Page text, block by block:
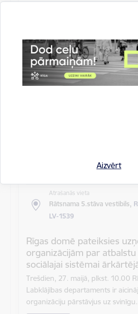
Aizvērt
Rīgas pilsētas pagaidu
14.sēde (ārkārtas)
Sēdes darba kārtība: Grozījumi
gada 19. aprīļa saistošajos
Atrašanās vieta
Rātsnama 5.stāva vestibils,
LV-1539
Rīgas domē pateiksies
organizācijām par atbalstu
sociālajai sistēmai
Trešdien, 27. maijā, plkst. 10.00
Labklājības departaments ir
organizāciju pārstāvjus uz